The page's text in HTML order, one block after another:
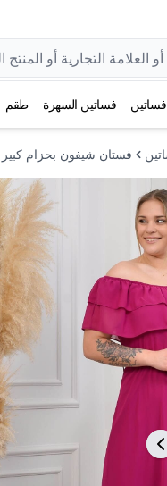
فساتين فساتين السهرة طقم
فستان شيفون بحزام